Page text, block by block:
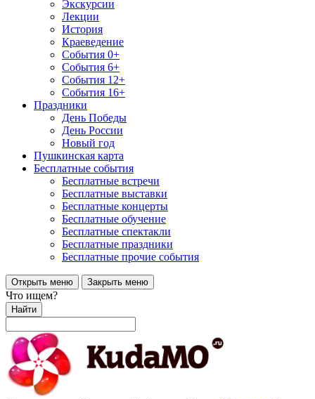
Экскурсии
Лекции
История
Краеведение
События 0+
События 6+
События 12+
События 16+
Праздники
День Победы
День России
Новый год
Пушкинская карта
Бесплатные события
Бесплатные встречи
Бесплатные выставки
Бесплатные концерты
Бесплатные обучение
Бесплатные спектакли
Бесплатные праздники
Бесплатные прочие события
Открыть меню Закрыть меню
Что ищем?
Найти